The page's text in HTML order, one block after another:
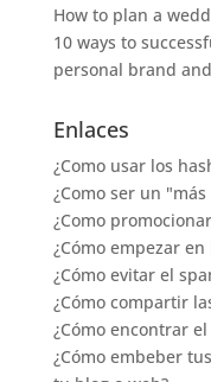
How to plan a
10 ways to
personal brand
Enlaces
¿Como usar los
¿Como ser un
¿Como
¿Cómo empezar
¿Cómo evitar el
¿Cómo compartir
¿Cómo encontrar
¿Cómo embeber